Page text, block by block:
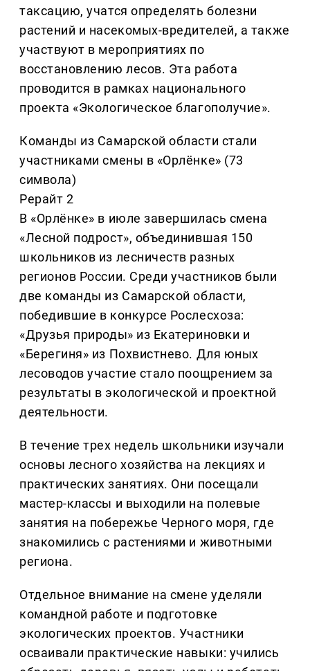
таксацию, учатся определять болезни
растений и насекомых-вредителей, а также
участвуют в мероприятиях по
восстановлению лесов. Эта работа
проводится в рамках национального
проекта «Экологическое благополучие».
Команды из Самарской области стали
участниками смены в «Орлёнке» (73
символа)
Рерайт 2
В «Орлёнке» в июле завершилась смена
«Лесной подрост», объединившая 150
школьников из лесничеств разных
регионов России. Среди участников были
две команды из Самарской области,
победившие в конкурсе Рослесхоза:
«Друзья природы» из Екатериновки и
«Берегиня» из Похвистнево. Для юных
лесоводов участие стало поощрением за
результаты в экологической и проектной
деятельности.
В течение трех недель школьники изучали
основы лесного хозяйства на лекциях и
практических занятиях. Они посещали
мастер-классы и выходили на полевые
занятия на побережье Черного моря, где
знакомились с растениями и животными
региона.
Отдельное внимание на смене уделяли
командной работе и подготовке
экологических проектов. Участники
осваивали практические навыки: учились